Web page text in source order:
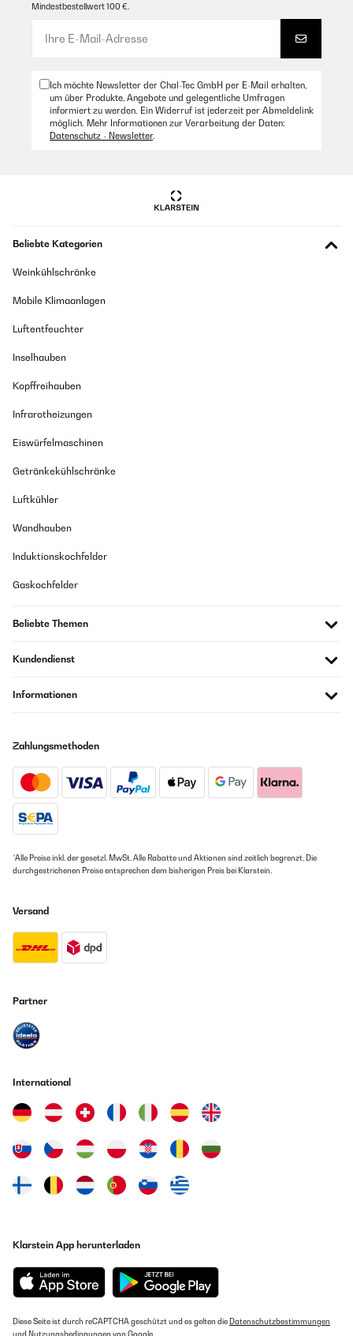
Mindestbestellwert 100 €.
Ich möchte Newsletter der Chal-Tec GmbH per E-Mail erhalten,
um über Produkte, Angebote und gelegentliche Umfragen
informiert zu werden. Ein Widerruf ist jederzeit per Abmeldelink
möglich. Mehr Informationen zur Verarbeitung der Daten:
Datenschutz - Newsletter.
Beliebte Kategorien
Weinkühlschränke
Mobile Klimaanlagen
Luftentfeuchter
Inselhauben
Kopffreihauben
Infrarotheizungen
Eiswürfelmaschinen
Getränkekühlschränke
Luftkühler
Wandhauben
Induktionskochfelder
Gaskochfelder
Beliebte Themen
Kundendienst
Informationen
Zahlungsmethoden
*Alle Preise inkl. der gesetzl. MwSt. Alle Rabatte und Aktionen sind zeitlich begrenzt. Die
durchgestrichenen Preise entsprechen dem bisherigen Preis bei Klarstein.
Versand
Partner
International
Klarstein App herunterladen
Diese Seite ist durch reCAPTCHA geschützt und es gelten die Datenschutzbestimmungen
und Nutzungsbedingungen von Google.